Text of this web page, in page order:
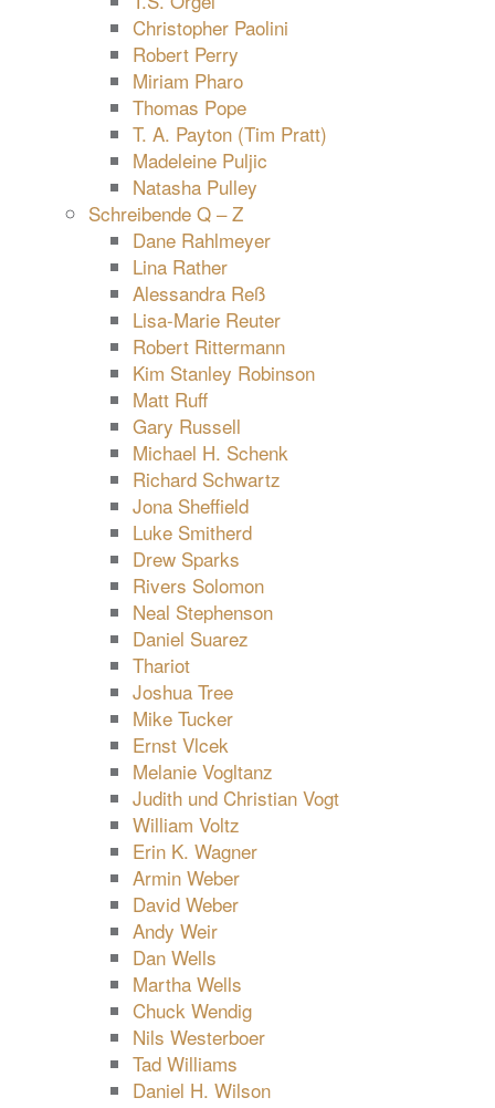
Christopher Paolini
Robert Perry
Miriam Pharo
Thomas Pope
T. A. Payton (Tim Pratt)
Madeleine Puljic
Natasha Pulley
Schreibende Q – Z
Dane Rahlmeyer
Lina Rather
Alessandra Reß
Lisa-Marie Reuter
Robert Rittermann
Kim Stanley Robinson
Matt Ruff
Gary Russell
Michael H. Schenk
Richard Schwartz
Jona Sheffield
Luke Smitherd
Drew Sparks
Rivers Solomon
Neal Stephenson
Daniel Suarez
Thariot
Joshua Tree
Mike Tucker
Ernst Vlcek
Melanie Vogltanz
Judith und Christian Vogt
William Voltz
Erin K. Wagner
Armin Weber
David Weber
Andy Weir
Dan Wells
Martha Wells
Chuck Wendig
Nils Westerboer
Tad Williams
Daniel H. Wilson